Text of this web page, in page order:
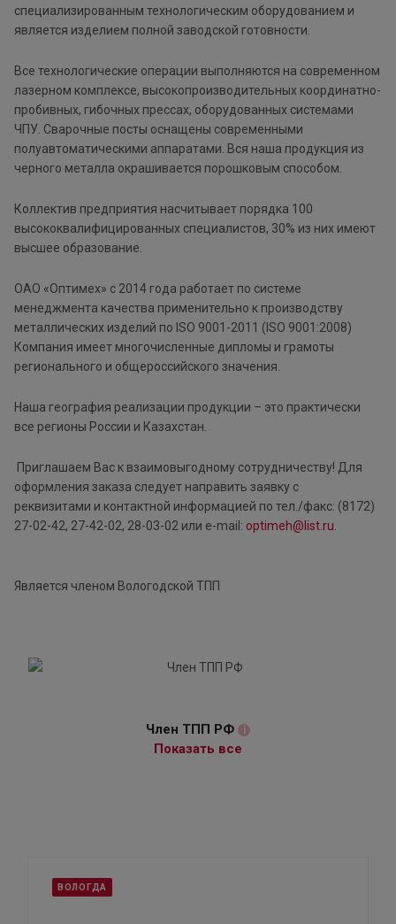
специализированным технологическим оборудованием и
является изделием полной заводской готовности.
Все технологические операции выполняются на современном
лазерном комплексе, высокопроизводительных координатно-
пробивных, гибочных прессах, оборудованных системами
ЧПУ. Сварочные посты оснащены современными
полуавтоматическими аппаратами. Вся наша продукция из
черного металла окрашивается порошковым способом.
Коллектив предприятия насчитывает порядка 100
высококвалифицированных специалистов, 30% из них имеют
высшее образование.
ОАО «Оптимех» с 2014 года работает по системе
менеджмента качества применительно к производству
металлических изделий по ISO 9001-2011 (ISO 9001:2008)
Компания имеет многочисленные дипломы и грамоты
регионального и общероссийского значения.
Наша география реализации продукции – это практически
все регионы России и Казахстан.
Приглашаем Вас к взаимовыгодному сотрудничеству! Для
оформления заказа следует направить заявку с
реквизитами и контактной информацией по тел./факс: (8172)
27-02-42, 27-42-02, 28-03-02 или e-mail: optimeh@list.ru
Является членом Вологодской ТПП
Член ТПП РФ i
Показать все
ВОЛОГДА